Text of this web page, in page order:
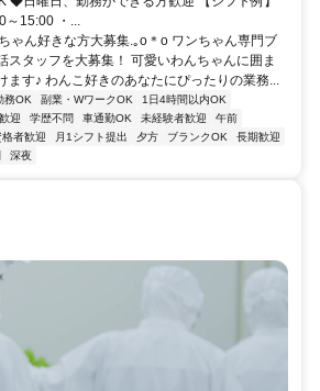
15:00 ・...
ゃん好きな方大募集.｡o＊o ワンちゃん専門ブ
スタッフを大募集！ 可愛いわんちゃんに囲ま
ます♪ わんこ好きのあなたにぴったりの業務...
務OK 副業・WワークOK
1日4時間以内OK
迎 学歴不問 車通勤OK 未経験者歓迎
午前
者歓迎 月1シフト提出 夕方 ブランクOK
長期歓迎
深夜